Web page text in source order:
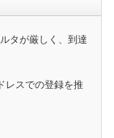
タが厳しく、到達
レスでの登録を推